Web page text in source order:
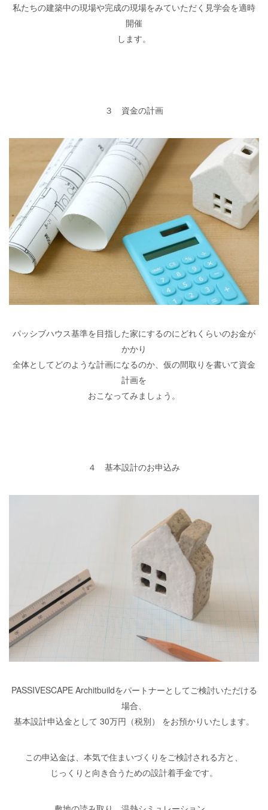
私たちの建築中の現場や完成の現場をみていただく見学会を適時
開催
します。
３ 資金の計画
パッシブハウス基準を目指した家にするのにどれくらいのお金が
かかり
全体としてどのような計画になるのか、仮の間取りを書いて資金
計画を
おこなってみましょう。
４ 基本設計のお申込み
PASSIVESCAPE Architbuildをパートナーとしてご検討いただける
場合、
基本設計申込金として 30万円（税別） をお預かりいたします。
この申込金は、本気で住まいづくりをご検討される方と、
じっくりと向き合うための設計着手金です。